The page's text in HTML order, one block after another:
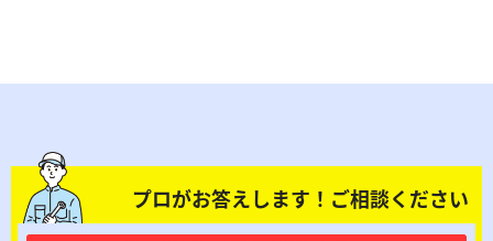
プロがお答えします！ご相談ください